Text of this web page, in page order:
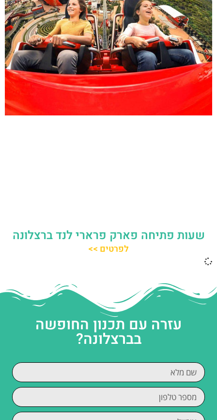
שעות פתיחה פארק פרארי לנד ברצלונה
לפרטים >>
עזרה עם תכנון החופשה
בברצלונה?